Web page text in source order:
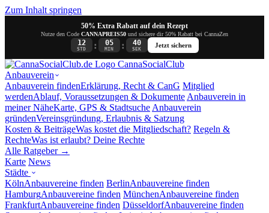
Zum Inhalt springen
50% Extra Rabatt auf dein Rezept
Nutze den Code CANNAPREIS50 und sichere dir 50% Rabatt bei CannaZen
12
STD : 05
MIN : 40
SEK
Jetzt sichern
CannaSocialClub
Anbauverein
Anbauverein findenErklärung, Recht & CanG Mitglied
werdenAblauf, Voraussetzungen & Dokumente Anbauverein in
meiner NäheKarte, GPS & Stadtsuche Anbauverein
gründenVereinsgründung, Erlaubnis & Satzung
Kosten & BeiträgeWas kostet die Mitgliedschaft? Regeln &
RechteWas ist erlaubt? Deine Rechte
Alle Ratgeber →
Karte News
Städte
KölnAnbauvereine finden BerlinAnbauvereine finden
HamburgAnbauvereine finden MünchenAnbauvereine finden
FrankfurtAnbauvereine finden DüsseldorfAnbauvereine finden